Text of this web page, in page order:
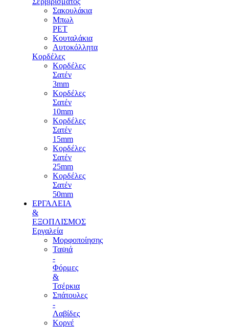
Σακουλάκια
Μπωλ
PET
Κουταλάκια
Αυτοκόλλητα
Κορδέλες
Κορδέλες
Σατέν
3mm
Κορδέλες
Σατέν
10mm
Κορδέλες
Σατέν
15mm
Κορδέλες
Σατέν
25mm
Κορδέλες
Σατέν
50mm
ΕΡΓΑΛΕΙΑ
&
ΕΞΟΠΛΙΣΜΟΣ
Εργαλεία
Μορφοποίησης
Ταψιά
-
Φόρμες
&
Τσέρκια
Σπάτουλες
-
Λαβίδες
Κορνέ